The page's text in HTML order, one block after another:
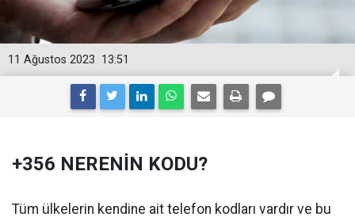
13:51
11 Ağustos 2023
+356 NERENİN KODU?
Tüm ülkelerin kendine ait telefon kodları vardır ve bu